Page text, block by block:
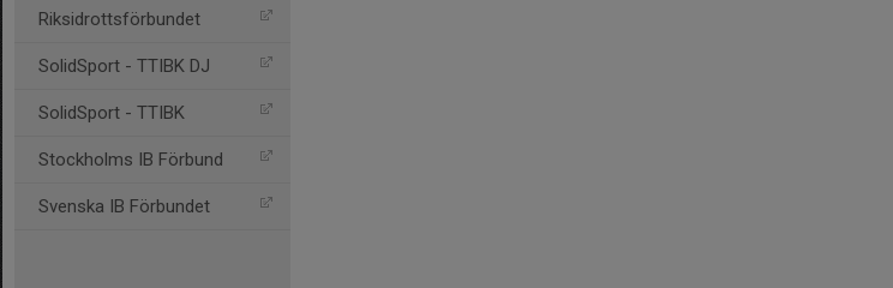
Riksidrottsförbundet
SolidSport - TTIBK DJ
SolidSport - TTIBK
Stockholms IB Förbund
Svenska IB Förbundet